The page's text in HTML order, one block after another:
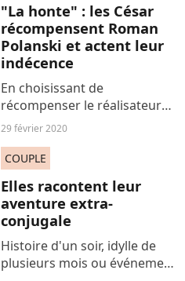
"La honte" : les César
récompensent Roman
Polanski et actent leur
indécence
En choisissant de
récompenser le réalisateur
Roman Polanski, l'Académie
l'égard des victimes
d'agressions sexuelles.
L'actrice Adèle Haenel a
quitté la...
29 février 2020
COUPLE
Elles racontent leur
aventure extra-
conjugale
Histoire d'un soir, idylle de
plusieurs mois ou événement